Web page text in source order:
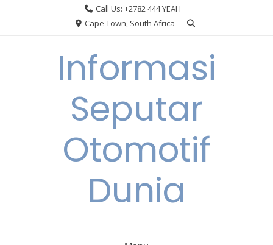
Call Us: +2782 444 YEAH
Cape Town, South Africa
Informasi
Seputar
Otomotif
Dunia